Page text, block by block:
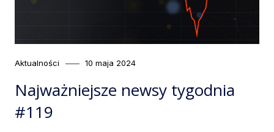
Category
Aktualności
Posted
10 maja 2024
Najważniejsze newsy tygodnia
#119